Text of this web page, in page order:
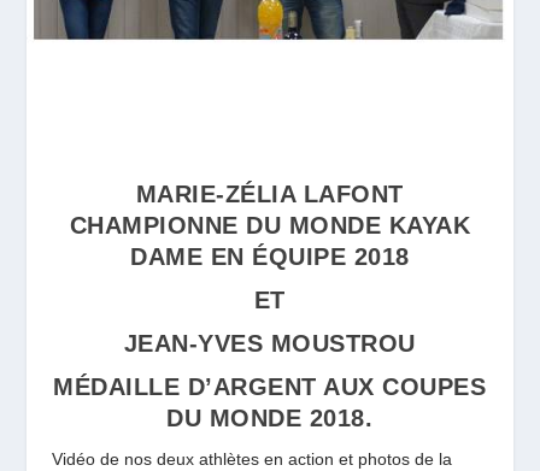
MARIE-ZÉLIA LAFONT
CHAMPIONNE DU MONDE KAYAK
DAME EN ÉQUIPE 2018
ET
JEAN-YVES MOUSTROU
MÉDAILLE D’ARGENT AUX COUPES
DU MONDE 2018.
Vidéo de nos deux athlètes en action et photos de la